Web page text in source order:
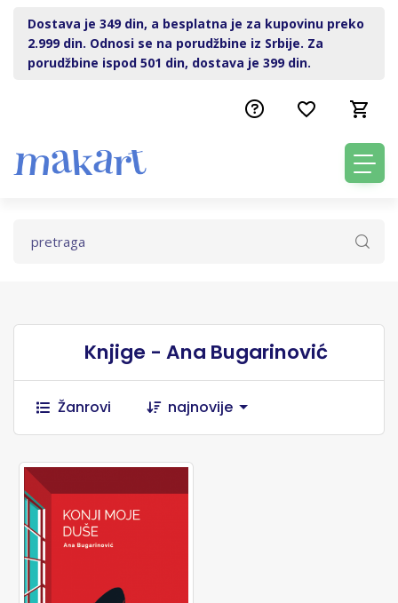
Dostava je 349 din, a besplatna je za kupovinu preko
2.999 din. Odnosi se na porudžbine iz Srbije. Za
porudžbine ispod 501 din, dostava je 399 din.
Knjige - Ana Bugarinović
Žanrovi najnovije